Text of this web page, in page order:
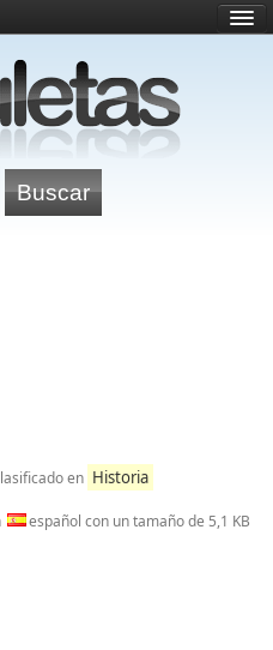
en Historia
español con un tamaño de 5,1 KB